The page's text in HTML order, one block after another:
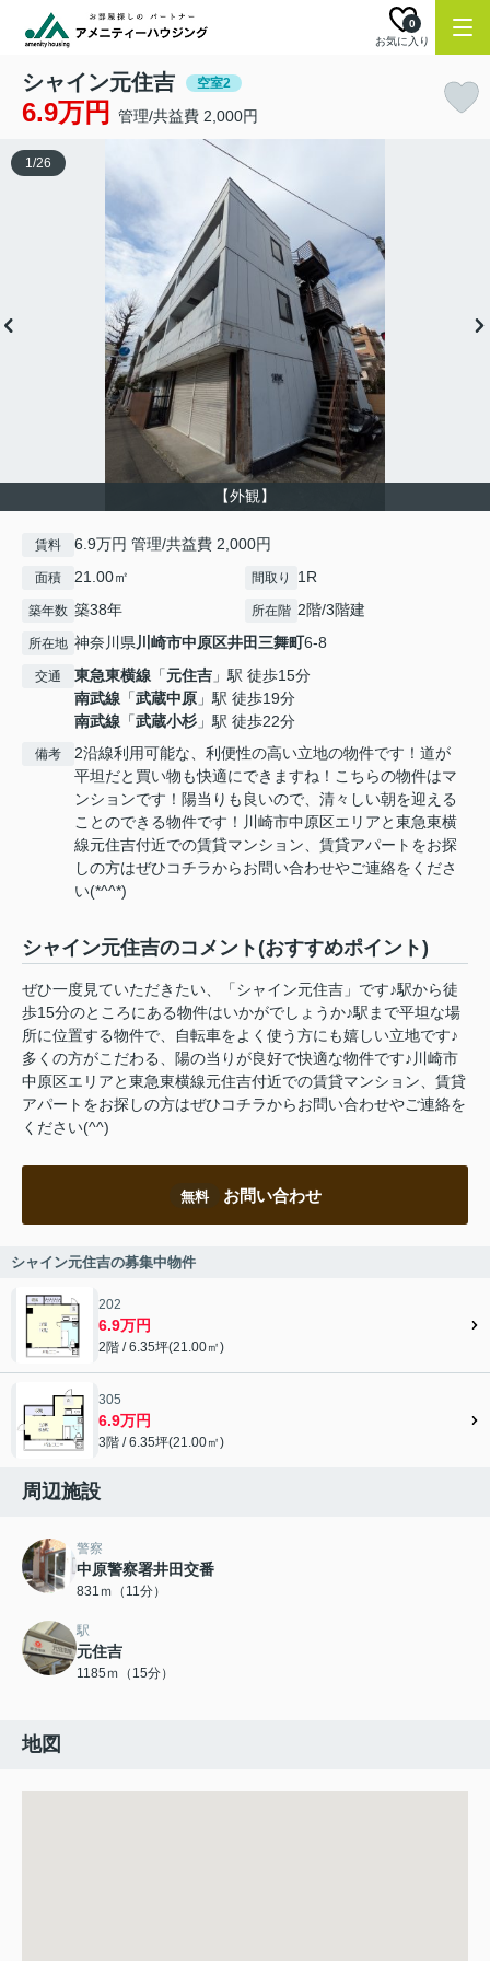
お気に入り
0
シャイン元住吉 空室2
6.9万円 管理/共益費 2,000円
【外観】
1/26
賃料 6.9万円 管理/共益費 2,000円
面積 21.00㎡ 間取り 1R
築年数 築38年 所在階 2階/3階建
所在地 神奈川県川崎市中原区井田三舞町6-8
交通 東急東横線 「元住吉 」駅 徒歩15分
南武線 「武蔵中原 」駅 徒歩19分
南武線 「武蔵小杉 」駅 徒歩22分
備考
2沿線利用可能な、利便性の高い立地の物件です！道が
平坦だと買い物も快適にできますね！こちらの物件はマ
ンションです！陽当りも良いので、清々しい朝を迎える
ことのできる物件です！川崎市中原区エリアと東急東横
線元住吉付近での賃貸マンション、賃貸アパートをお探
しの方はぜひコチラからお問い合わせやご連絡をくださ
い(*^^*)
シャイン元住吉のコメント(おすすめポイント)
ぜひ一度見ていただきたい、「シャイン元住吉」です♪駅から徒
歩15分のところにある物件はいかがでしょうか♪駅まで平坦な場
所に位置する物件で、自転車をよく使う方にも嬉しい立地です♪
多くの方がこだわる、陽の当りが良好で快適な物件です♪川崎市
中原区エリアと東急東横線元住吉付近での賃貸マンション、賃貸
アパートをお探しの方はぜひコチラからお問い合わせやご連絡を
ください(^^)
無料 お問い合わせ
シャイン元住吉の募集中物件
202
6.9万円
2階 / 6.35坪(21.00㎡)
305
6.9万円
3階 / 6.35坪(21.00㎡)
周辺施設
警察
中原警察署井田交番
831ｍ（11分）
駅
元住吉
1185ｍ（15分）
地図